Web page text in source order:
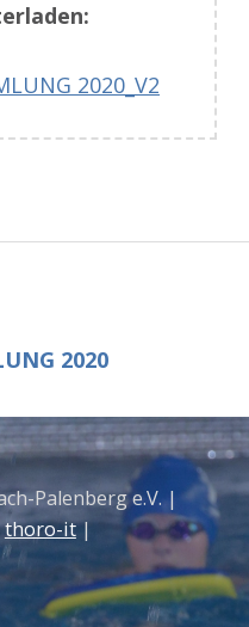
2020_V2
2020
Palenberg e.V. |
thoro-it|